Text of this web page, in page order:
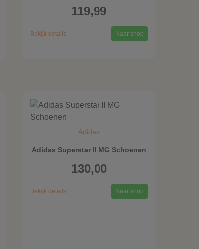
119,99
Bekijk details Naar shop
Adidas
Adidas Superstar II MG Schoenen
130,00
Bekijk details Naar shop